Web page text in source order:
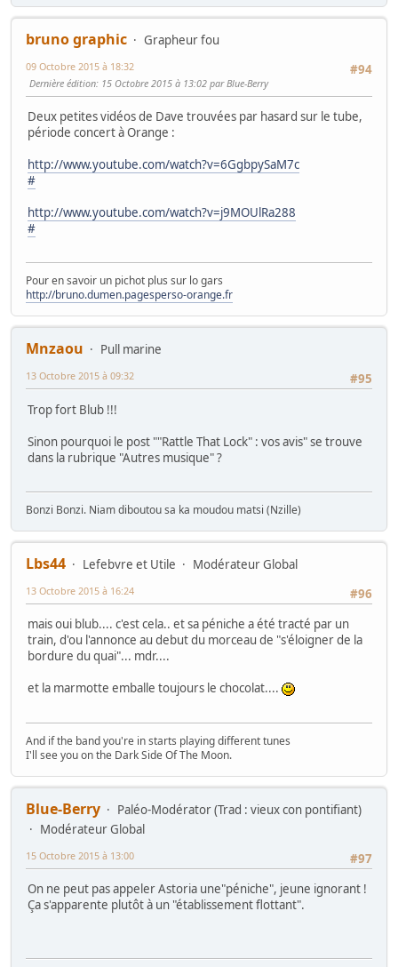
bruno graphic
Grapheur fou
#94
09 Octobre 2015 à 18:32
Dernière édition: 15 Octobre 2015 à 13:02 par Blue-Berry
Deux petites vidéos de Dave trouvées par hasard sur le tube,
période concert à Orange :
http://www.youtube.com/watch?v=6GgbpySaM7c
#
http://www.youtube.com/watch?v=j9MOUlRa288
#
Pour en savoir un pichot plus sur lo gars
http://bruno.dumen.pagesperso-orange.fr
Mnzaou
Pull marine
#95
13 Octobre 2015 à 09:32
Trop fort Blub !!!
Sinon pourquoi le post ""Rattle That Lock" : vos avis" se trouve
dans la rubrique "Autres musique" ?
Bonzi Bonzi. Niam diboutou sa ka moudou matsi (Nzille)
Lbs44 Lefebvre et Utile
Modérateur Global
#96
13 Octobre 2015 à 16:24
mais oui blub.... c'est cela.. et sa péniche a été tracté par un
train, d'ou l'annonce au debut du morceau de "s'éloigner de la
bordure du quai"... mdr....
et la marmotte emballe toujours le chocolat....
And if the band you're in starts playing different tunes
I'll see you on the Dark Side Of The Moon.
Blue-Berry
Paléo-Modérator (Trad : vieux con pontifiant)
Modérateur Global
#97
15 Octobre 2015 à 13:00
On ne peut pas appeler Astoria une"péniche", jeune ignorant !
Ça s'apparente plutôt à un "établissement flottant".